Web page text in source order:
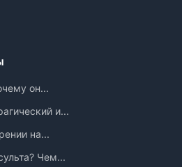
он...
и...
на...
Чем...